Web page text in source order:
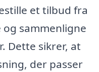
et tilbud fra
sammenligne
Dette sikrer, at
der passer